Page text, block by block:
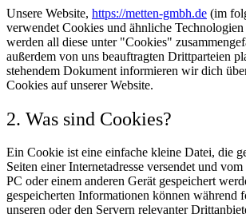
Unsere Website, https://metten-gmbh.de (im
verwendet Cookies und ähnliche
werden all diese unter "Cookies"
außerdem von uns beauftragten Drittparteien
stehendem Dokument informieren wir dich
Cookies auf unserer Website.
2. Was sind Cookies?
Ein Cookie ist eine einfache kleine Datei, die
Seiten einer Internetadresse versendet und
PC oder einem anderen Gerät gespeichert
gespeicherten Informationen können während
unseren oder den Servern relevanter